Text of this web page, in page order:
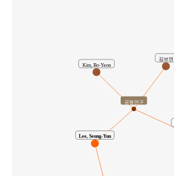
김보연
Kim, Bo-Yeon
Lee, Seung-Yun
공동연구